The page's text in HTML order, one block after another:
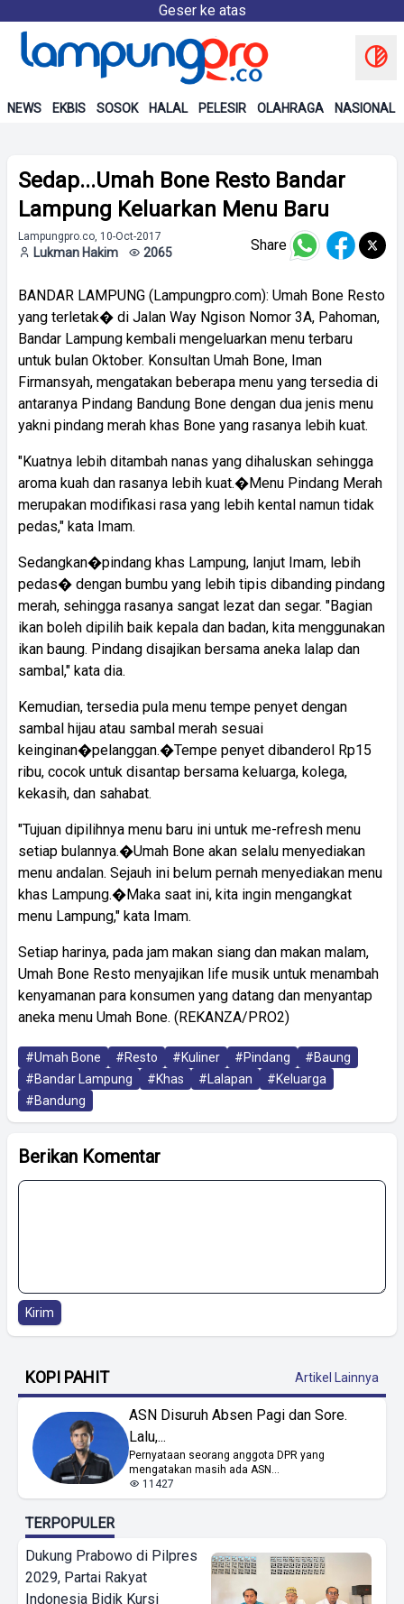
Geser ke atas
NEWS EKBIS SOSOK HALAL PELESIR OLAHRAGA NASIONAL
Sedap...Umah Bone Resto Bandar
Lampung Keluarkan Menu Baru
Lampungpro.co, 10-Oct-2017
Lukman Hakim 2065 Share
BANDAR LAMPUNG (Lampungpro.com): Umah Bone Resto
yang terletak� di Jalan Way Ngison Nomor 3A, Pahoman,
Bandar Lampung kembali mengeluarkan menu terbaru
untuk bulan Oktober. Konsultan Umah Bone, Iman
Firmansyah, mengatakan beberapa menu yang tersedia di
antaranya Pindang Bandung Bone dengan dua jenis menu
yakni pindang merah khas Bone yang rasanya lebih kuat.
"Kuatnya lebih ditambah nanas yang dihaluskan sehingga
aroma kuah dan rasanya lebih kuat.�Menu Pindang Merah
merupakan modifikasi rasa yang lebih kental namun tidak
pedas," kata Imam.
Sedangkan�pindang khas Lampung, lanjut Imam, lebih
pedas� dengan bumbu yang lebih tipis dibanding pindang
merah, sehingga rasanya sangat lezat dan segar. "Bagian
ikan boleh dipilih baik kepala dan badan, kita menggunakan
ikan baung. Pindang disajikan bersama aneka lalap dan
sambal," kata dia.
Kemudian, tersedia pula menu tempe penyet dengan
sambal hijau atau sambal merah sesuai
keinginan�pelanggan.�Tempe penyet dibanderol Rp15
ribu, cocok untuk disantap bersama keluarga, kolega,
kekasih, dan sahabat.
"Tujuan dipilihnya menu baru ini untuk me-refresh menu
setiap bulannya.�Umah Bone akan selalu menyediakan
menu andalan. Sejauh ini belum pernah menyediakan menu
khas Lampung.�Maka saat ini, kita ingin mengangkat
menu Lampung," kata Imam.
Setiap harinya, pada jam makan siang dan makan malam,
Umah Bone Resto menyajikan life musik untuk menambah
kenyamanan para konsumen yang datang dan menyantap
aneka menu Umah Bone. (REKANZA/PRO2)
#Umah Bone #Resto #Kuliner #Pindang
#Baung
#Bandar Lampung
#Khas #Lalapan
#Keluarga
#Bandung
Berikan Komentar
Kirim
KOPI PAHIT Artikel Lainnya
ASN Disuruh Absen Pagi dan Sore.
Lalu,...
Pernyataan seorang anggota DPR yang
mengatakan masih ada ASN...
11427
TERPOPULER
Dukung Prabowo di Pilpres
2029, Partai Rakyat
Indonesia Bidik Kursi